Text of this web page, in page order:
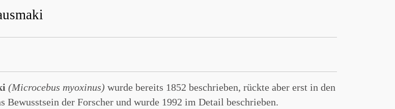
(Microcebus myoxinus) wurde bereits 1852 beschrieben, rückte aber erst in den
Bewusstsein der Forscher und wurde 1992 im Detail beschrieben.